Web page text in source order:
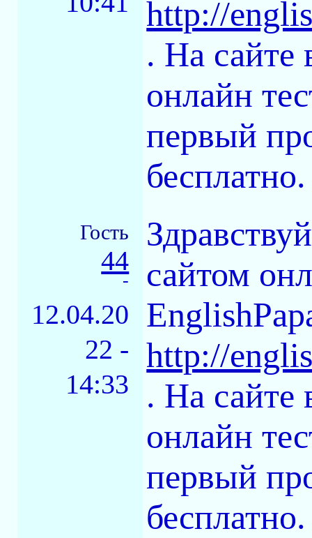
http://
. На сайте
онлайн
первый
бесплатно.
Гость
44
-
12.04.20
22 -
14:33
сайтом
http://
. На сайте
онлайн
первый
бесплатно.